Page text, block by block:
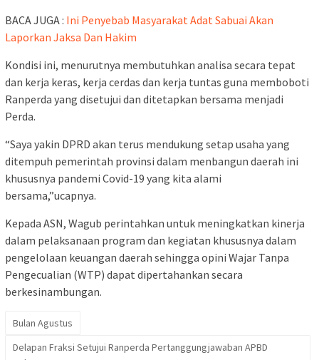
BACA JUGA : Ini Penyebab Masyarakat Adat Sabuai Akan
Laporkan Jaksa Dan Hakim
Kondisi ini, menurutnya membutuhkan analisa secara tepat
dan kerja keras, kerja cerdas dan kerja tuntas guna memboboti
Ranperda yang disetujui dan ditetapkan bersama menjadi
Perda.
“Saya yakin DPRD akan terus mendukung setap usaha yang
ditempuh pemerintah provinsi dalam menbangun daerah ini
khususnya pandemi Covid-19 yang kita alami
bersama,”ucapnya.
Kepada ASN, Wagub perintahkan untuk meningkatkan kinerja
dalam pelaksanaan program dan kegiatan khususnya dalam
pengelolaan keuangan daerah sehingga opini Wajar Tanpa
Pengecualian (WTP) dapat dipertahankan secara
berkesinambungan.
Bulan Agustus
Delapan Fraksi Setujui Ranperda Pertanggungjawaban APBD